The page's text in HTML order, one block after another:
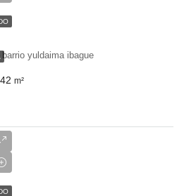
yuldaima ibague
m²